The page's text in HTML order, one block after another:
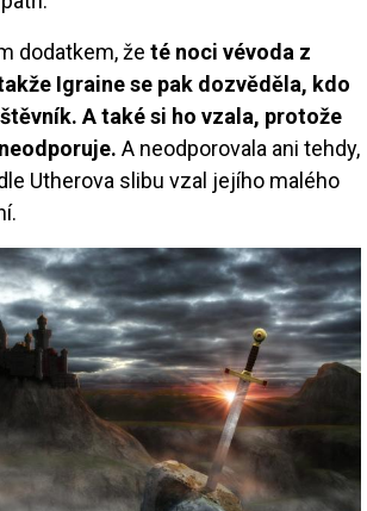
dodatkem, že té noci vévoda z
Igraine se pak dozvěděla, kdo
A také si ho vzala, protože
A neodporovala ani tehdy,
Utherova slibu vzal jejího malého